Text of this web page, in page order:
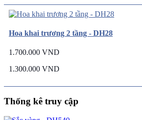
Hoa khai trương 2 tầng - DH28
1.700.000 VND
1.300.000 VND
Thống kê truy cập